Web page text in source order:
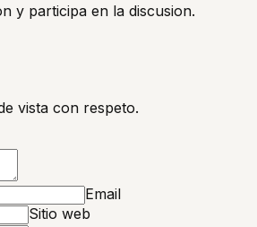
y participa en la discusion.
vista con respeto.
Email
Sitio web